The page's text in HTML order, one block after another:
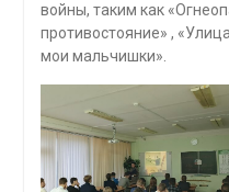
войны, таким как
противостояние» ,
мои мальчишки».